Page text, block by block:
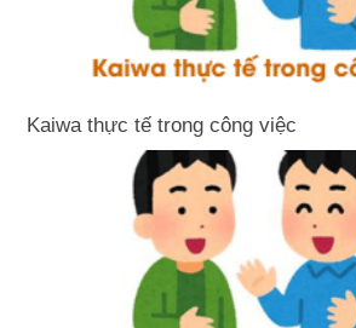
Kaiwa thực tế trong công việc